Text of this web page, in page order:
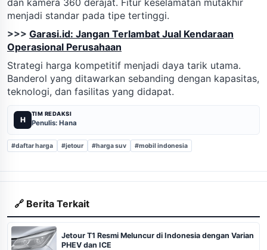
menjadi standar pada tipe tertinggi.
>>> Garasi.id: Jangan Terlambat Jual Kendaraan
Operasional Perusahaan
Strategi harga kompetitif menjadi daya tarik utama.
Banderol yang ditawarkan sebanding dengan kapasitas,
teknologi, dan fasilitas yang didapat.
H
TIM REDAKSI
Penulis: Hana
#daftar harga #jetour #harga suv #mobil indonesia
🔗 Berita Terkait
Jetour T1 Resmi Meluncur di Indonesia dengan Varian
PHEV dan ICE